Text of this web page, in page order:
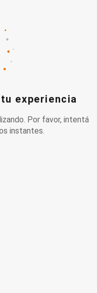
experiencia
Por favor, intentá
instantes.